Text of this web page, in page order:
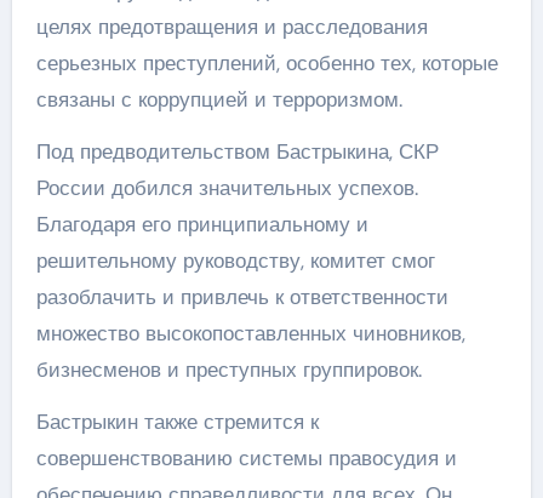
целях предотвращения и расследования
серьезных преступлений, особенно тех, которые
связаны с коррупцией и терроризмом.
Под предводительством Бастрыкина, СКР
России добился значительных успехов.
Благодаря его принципиальному и
решительному руководству, комитет смог
разоблачить и привлечь к ответственности
множество высокопоставленных чиновников,
бизнесменов и преступных группировок.
Бастрыкин также стремится к
совершенствованию системы правосудия и